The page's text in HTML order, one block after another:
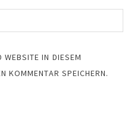
WEBSITE IN DIESEM
KOMMENTAR SPEICHERN.